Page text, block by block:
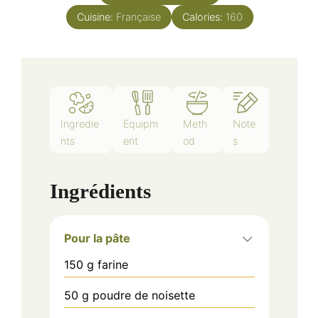
Cuisine: Française Calories: 160
Ingredie
nts
Equipm
ent
Meth
od
Note
s
Ingrédients
Pour la pâte
150 g farine
50 g poudre de noisette